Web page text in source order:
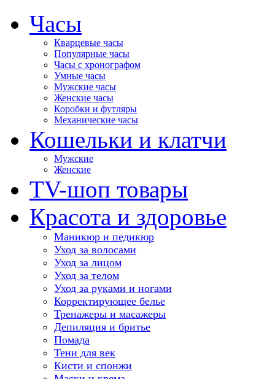
Часы
Кварцевые часы
Популярные часы
Часы с хронографом
Умные часы
Мужские часы
Женские часы
Коробки и футляры
Механические часы
Кошельки и клатчи
Мужские
Женские
TV-шоп товары
Красота и здоровье
Маникюр и педикюр
Уход за волосами
Уход за лицом
Уход за телом
Уход за руками и ногами
Корректирующее белье
Тренажеры и масажеры
Депиляция и бритье
Помада
Тени для век
Кисти и спонжи